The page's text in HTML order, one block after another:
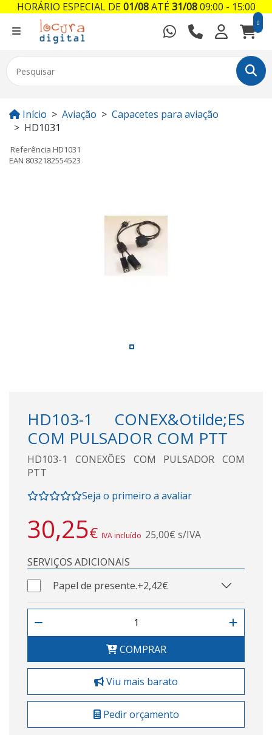
0
Início Aviação
Capacetes para aviação
HD1031
Referência HD1031
EAN 8032182554523
HD103-1 CONEX&Otilde;ES
COM PULSADOR COM PTT
HD103-1 CONEXÕES COM PULSADOR COM
PTT
Seja o primeiro a avaliar
30,25€ IVA incluído 25,00€ s/IVA
SERVIÇOS ADICIONAIS
Papel de presente.+2,42€
COMPRAR
Viu mais barato
Pedir orçamento
HORÁRIO ESPECIAL DE01/08ATÉ31/0809:00 - 15:00